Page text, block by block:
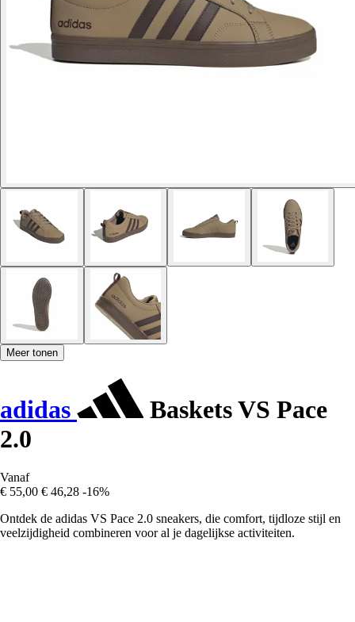
Meer tonen
adidas
Baskets VS Pace
2.0
Vanaf
€ 55,00 € 46,28 -16%
Ontdek de adidas VS Pace 2.0 sneakers, die comfort, tijdloze stijl en
veelzijdigheid combineren voor al je dagelijkse activiteiten.